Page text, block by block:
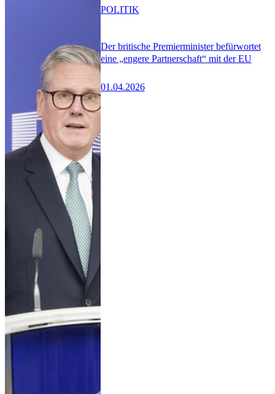
Der britische Premierminister befürwortet
eine „engere Partnerschaft“ mit der EU
01.04.2026
POLITIK